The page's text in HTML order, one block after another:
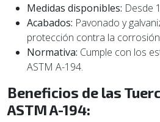
Medidas disponibles: Desde
Acabados: Pavonado y
protección contra la
Normativa: Cumple con los
ASTM A-194.
Beneficios de las
ASTM A-194: